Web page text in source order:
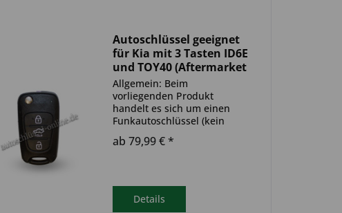
Autoschlüssel geeignet
für Kia mit 3 Tasten ID6E
und TOY40 (Aftermarket
Produkt)
Allgemein: Beim
vorliegenden Produkt
handelt es sich um einen
Funkautoschlüssel (kein
Original). Es ist eine
Wegfahrsperre
verbaut. Bitte achte darauf,
dass der Autoschlüssel
ab 79,99 € *
Details